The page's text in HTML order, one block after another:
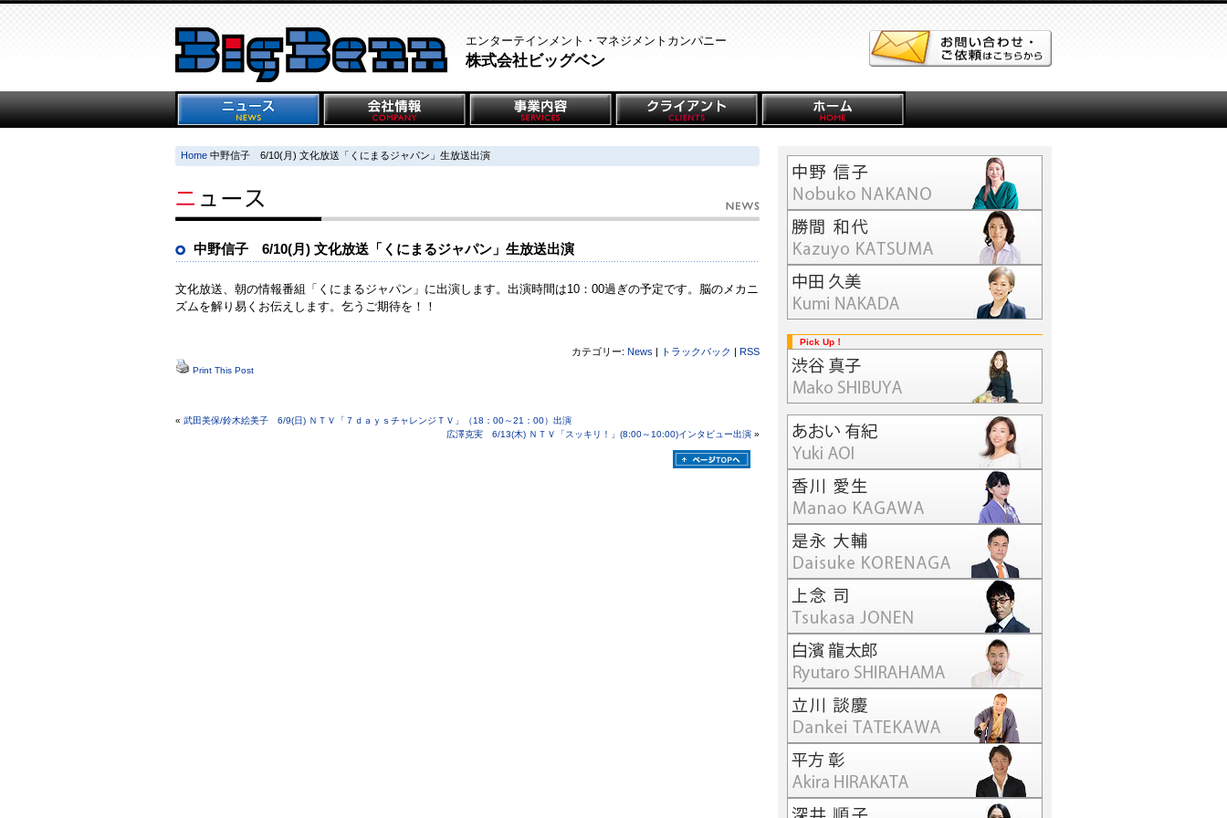
エンターテインメント・マネジメントカンパニー
株式会社ビッグベン
Home 中野信子 6/10(月) 文化放送「くにまるジャパン」生放送出演
中野信子 6/10(月) 文化放送「くにまるジャパン」生放送出演
文化放送、朝の情報番組「くにまるジャパン」に出演します。出演時間は10：00過ぎの予定です。脳のメカニ
ズムを解り易くお伝えします。乞うご期待を！！
カテゴリー: News | トラックバック | RSS
Print This Post
« 武田美保/鈴木絵美子 6/9(日) ＮＴＶ「７ｄａｙｓチャレンジＴＶ」（18：00～21：00）出演
広澤克実 6/13(木) ＮＴＶ「スッキリ！」(8:00～10:00)インタビュー出演 »
Pick Up！